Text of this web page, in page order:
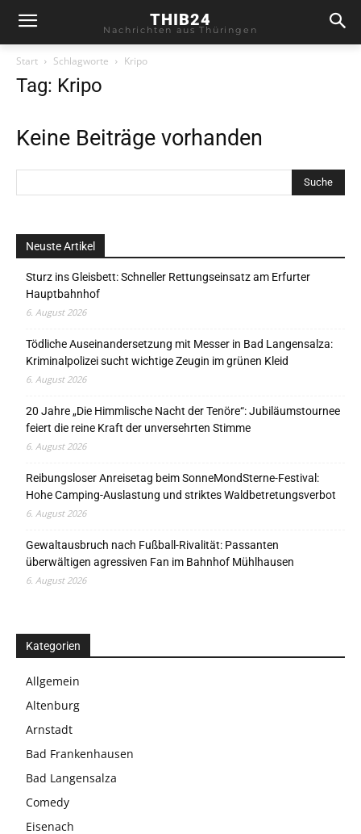
THIB24
Nachrichten aus Thüringen
Start Schlagworte Kripo
Tag: Kripo
Keine Beiträge vorhanden
Neuste Artikel
Sturz ins Gleisbett: Schneller Rettungseinsatz am Erfurter
Hauptbahnhof
6. August 2026
Tödliche Auseinandersetzung mit Messer in Bad Langensalza:
Kriminalpolizei sucht wichtige Zeugin im grünen Kleid
6. August 2026
20 Jahre „Die Himmlische Nacht der Tenöre“: Jubiläumstournee
feiert die reine Kraft der unversehrten Stimme
6. August 2026
Reibungsloser Anreisetag beim SonneMondSterne-Festival:
Hohe Camping-Auslastung und striktes Waldbetretungsverbot
6. August 2026
Gewaltausbruch nach Fußball-Rivalität: Passanten
überwältigen agressiven Fan im Bahnhof Mühlhausen
6. August 2026
Kategorien
Allgemein
Altenburg
Arnstadt
Bad Frankenhausen
Bad Langensalza
Comedy
Eisenach